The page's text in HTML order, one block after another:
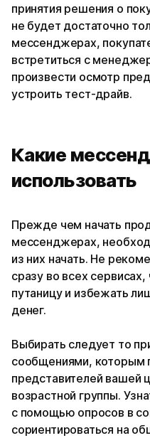
принятия решения о
не будет достаточно
мессенджерах,
встретиться с
произвести осмотр
устроить тест-драйв.
Какие
использовать
Прежде чем начать
мессенджерах,
из них начать. Не
сразу во всех
путаницу и избежать
денег.
Выбирать следует то
сообщениями, которым
представителей вашей
возрастной группы.
с помощью опросов в
сориентироваться на